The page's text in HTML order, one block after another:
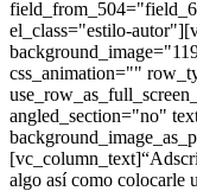
el_class="estilo-
css_animation=""
angled_section="no"
algo así como colocarle